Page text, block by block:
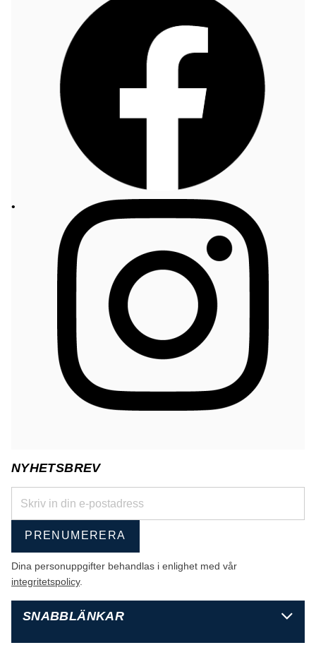
NYHETSBREV
PRENUMERERA
Dina personuppgifter behandlas i enlighet med vår
integritetspolicy.
SNABBLÄNKAR